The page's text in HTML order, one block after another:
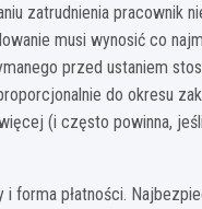
zatrudnienia pracownik
musi wynosić co
przed ustaniem
do okresu
(i często powinna,
i forma płatności.